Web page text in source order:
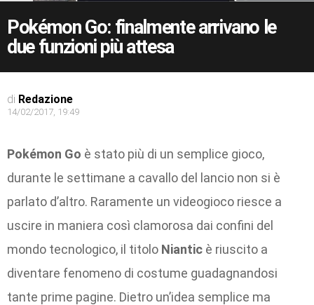
Pokémon Go: finalmente arrivano le
due funzioni più attesa
di Redazione
14/02/2017, 19:49
Pokémon Go è stato più di un semplice gioco,
durante le settimane a cavallo del lancio non si è
parlato d’altro. Raramente un videogioco riesce a
uscire in maniera così clamorosa dai confini del
mondo tecnologico, il titolo Niantic è riuscito a
diventare fenomeno di costume guadagnandosi
tante prime pagine. Dietro un’idea semplice ma